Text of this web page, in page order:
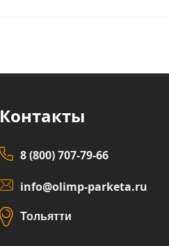
Контакты
8 (800) 707-79-66
info@olimp-parketa.ru
Тольятти